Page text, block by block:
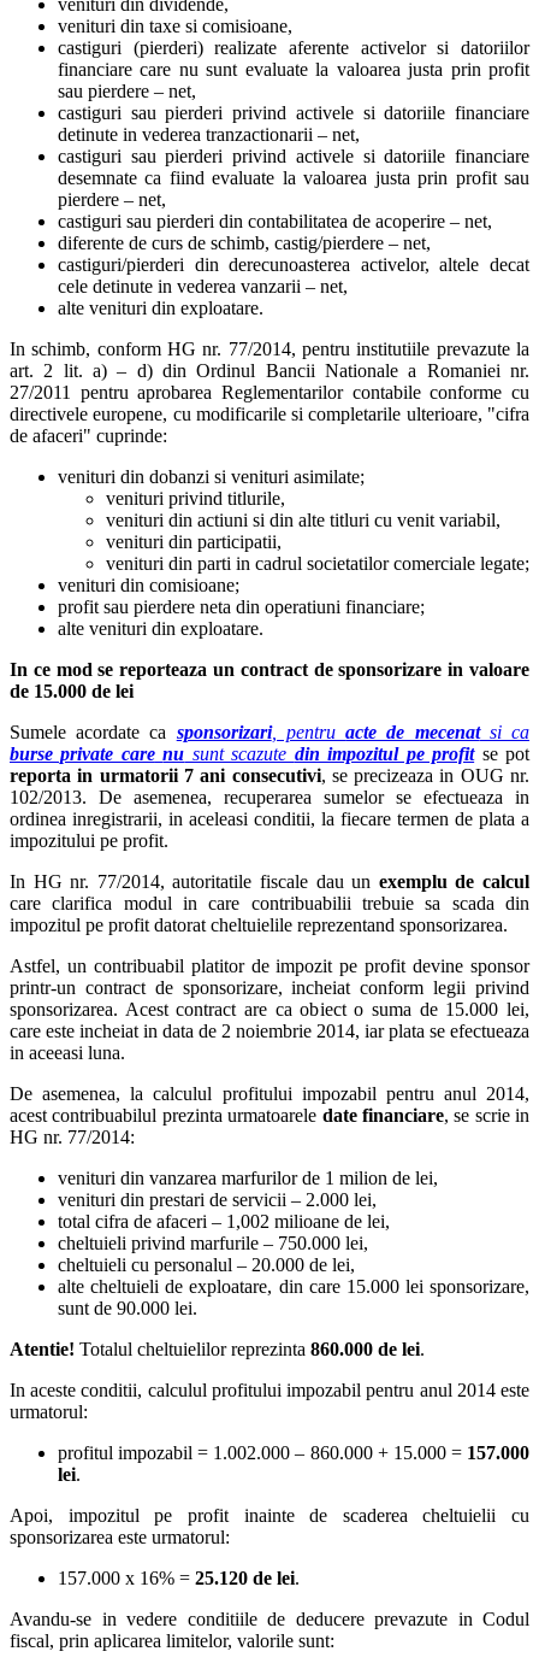
venituri din taxe si comisioane,
castiguri (pierderi) realizate aferente activelor si datoriilor
financiare care nu sunt evaluate la valoarea justa prin profit
sau pierdere – net,
castiguri sau pierderi privind activele si datoriile financiare
detinute in vederea tranzactionarii – net,
castiguri sau pierderi privind activele si datoriile financiare
desemnate ca fiind evaluate la valoarea justa prin profit sau
pierdere – net,
castiguri sau pierderi din contabilitatea de acoperire – net,
diferente de curs de schimb, castig/pierdere – net,
castiguri/pierderi din derecunoasterea activelor, altele decat
cele detinute in vederea vanzarii – net,
alte venituri din exploatare.
In schimb, conform HG nr. 77/2014, pentru institutiile prevazute la
art. 2 lit. a) – d) din Ordinul Bancii Nationale a Romaniei nr.
27/2011 pentru aprobarea Reglementarilor contabile conforme cu
directivele europene, cu modificarile si completarile ulterioare, "cifra
de afaceri" cuprinde:
venituri din dobanzi si venituri asimilate;
venituri privind titlurile,
venituri din actiuni si din alte titluri cu venit variabil,
venituri din participatii,
venituri din parti in cadrul societatilor comerciale legate;
venituri din comisioane;
profit sau pierdere neta din operatiuni financiare;
alte venituri din exploatare.
In ce mod se reporteaza un contract de sponsorizare in valoare
de 15.000 de lei
Sumele acordate ca sponsorizari, pentruacte de mecenatsi ca
burse private care nu sunt scazute din impozitul pe profitse pot
reporta in urmatorii 7 ani consecutivi, se precizeaza in OUG nr.
102/2013. De asemenea, recuperarea sumelor se efectueaza in
ordinea inregistrarii, in aceleasi conditii, la fiecare termen de plata a
impozitului pe profit.
In HG nr. 77/2014, autoritatile fiscale dau un exemplu de calcul
care clarifica modul in care contribuabilii trebuie sa scada din
impozitul pe profit datorat cheltuielile reprezentand sponsorizarea.
Astfel, un contribuabil platitor de impozit pe profit devine sponsor
printr-un contract de sponsorizare, incheiat conform legii privind
sponsorizarea. Acest contract are ca obiect o suma de 15.000 lei,
care este incheiat in data de 2 noiembrie 2014, iar plata se efectueaza
in aceeasi luna.
De asemenea, la calculul profitului impozabil pentru anul 2014,
acest contribuabilul prezinta urmatoarele date financiare, se scrie in
HG nr. 77/2014:
venituri din vanzarea marfurilor de 1 milion de lei,
venituri din prestari de servicii – 2.000 lei,
total cifra de afaceri – 1,002 milioane de lei,
cheltuieli privind marfurile – 750.000 lei,
cheltuieli cu personalul – 20.000 de lei,
alte cheltuieli de exploatare, din care 15.000 lei sponsorizare,
sunt de 90.000 lei.
Atentie! Totalul cheltuielilor reprezinta 860.000 de lei.
In aceste conditii, calculul profitului impozabil pentru anul 2014 este
urmatorul:
profitul impozabil = 1.002.000 – 860.000 + 15.000 = 157.000
lei.
Apoi, impozitul pe profit inainte de scaderea cheltuielii cu
sponsorizarea este urmatorul:
157.000 x 16% = 25.120 de lei.
Avandu-se in vedere conditiile de deducere prevazute in Codul
fiscal, prin aplicarea limitelor, valorile sunt: